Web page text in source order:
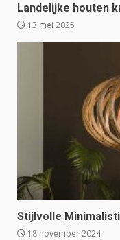
Landelijke houten
13 mei 2025
Stijlvolle
18 november 2024